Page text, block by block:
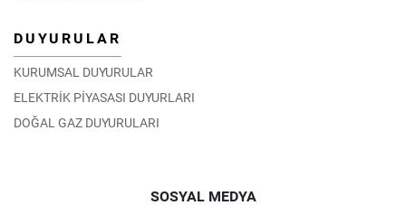
DUYURULAR
KURUMSAL DUYURULAR
ELEKTRİK PİYASASI DUYURLARI
DOĞAL GAZ DUYURULARI
SOSYAL MEDYA